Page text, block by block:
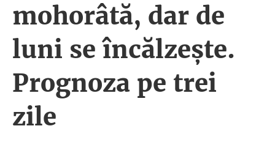
mohorâtă, dar de
luni se încălzeşte.
Prognoza pe trei
zile